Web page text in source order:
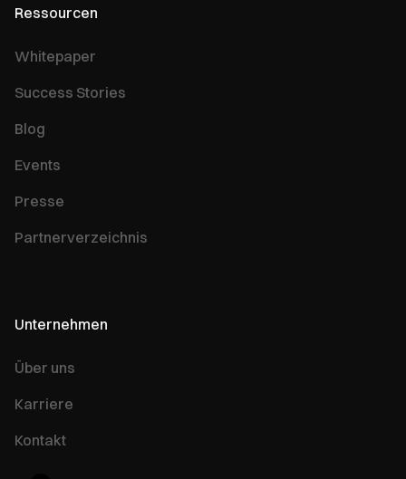
Ressourcen
Whitepaper
Success Stories
Blog
Events
Presse
Partnerverzeichnis
Unternehmen
Über uns
Karriere
Kontakt